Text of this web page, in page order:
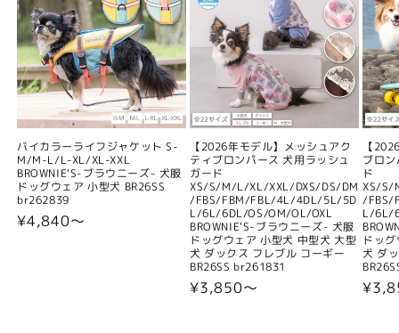
バイカラーライフジャケット S-
M/M-L/L-XL/XL-XXL
BROWNIE'S-ブラウニーズ- 犬服
ドッグウェア 小型犬 BR26SS
br262839
通
¥4,840〜
【2026年モデル】メッシュアク
ティブロンパース 犬用ラッシュ
ガード
XS/S/M/L/XL/XXL/DXS/DS/DM
/FBS/FBM/FBL/4L/4DL/5L/5D
L/6L/6DL/OS/OM/OL/OXL
BROWNIE'S-ブラウニーズ- 犬服
ドッグウェア 小型犬 中型犬 大型
犬 ダックス フレブル コーギー
BR26SS br261831
通
¥3,850〜
【
ブロ
ド
XS/S/
/FBS/
L/6L/
ドッ
犬 ダ
通